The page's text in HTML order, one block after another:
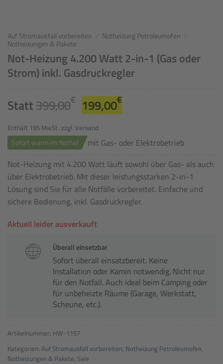
Auf Stromausfall vorbereiten Notheizung Petroleumofen
Notheizungen & Pakete
Not-Heizung 4.200 Watt 2-in-1 (Gas oder
Strom) inkl. Gasdruckregler
Statt399,00€ Ursprünglicher
Preis
war:
399,00€
199,00€Aktueller
Preis
199,00€.
Enthält 19% MwSt. zzgl. Versand
Sofort warm im Notfall
mit Gas- oder Elektrobetrieb
Not-Heizung mit 4.200 Watt läuft sowohl über Gas- als auch
über Elektrobetrieb. Mit dieser leistungsstarken 2-in-1
Lösung sind Sie für alle Notfälle vorbereitet. Einfache und
sichere Bedienung, inkl. Gasdruckregler.
Aktuell leider ausverkauft
Überall einsetzbar
Sofort überall einsatzbereit. Keine
Installation oder Kamin notwendig. Nicht nur
für den Notfall. Auch ideal beim Camping oder
für unbeheizte Räume (Garage, Werkstatt,
Scheune, etc.).
Artikelnummer: HW-1157
Kategorien: Auf Stromausfall vorbereiten, Notheizung Petroleumofen,
Notheizungen & Pakete, Sale